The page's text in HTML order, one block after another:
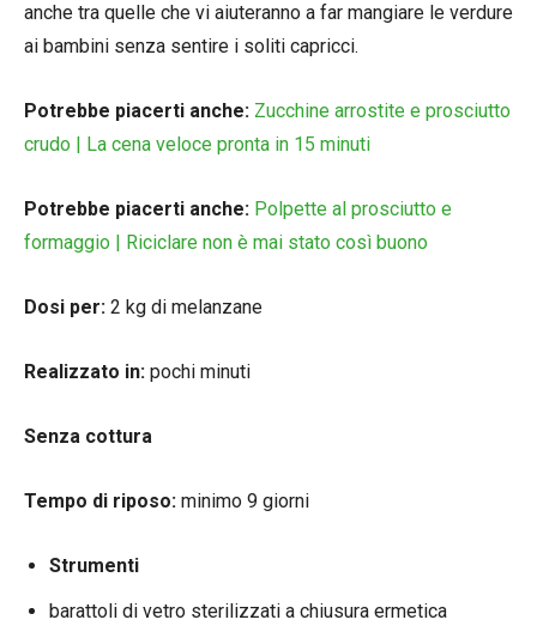
anche tra quelle che vi aiuteranno a far mangiare le verdure
ai bambini senza sentire i soliti capricci.
Potrebbe piacerti anche: Zucchine arrostite e prosciutto
crudo | La cena veloce pronta in 15 minuti
Potrebbe piacerti anche: Polpette al prosciutto e
formaggio | Riciclare non è mai stato così buono
Dosi per: 2 kg di melanzane
Realizzato in: pochi minuti
Senza cottura
Tempo di riposo: minimo 9 giorni
Strumenti
barattoli di vetro sterilizzati a chiusura ermetica